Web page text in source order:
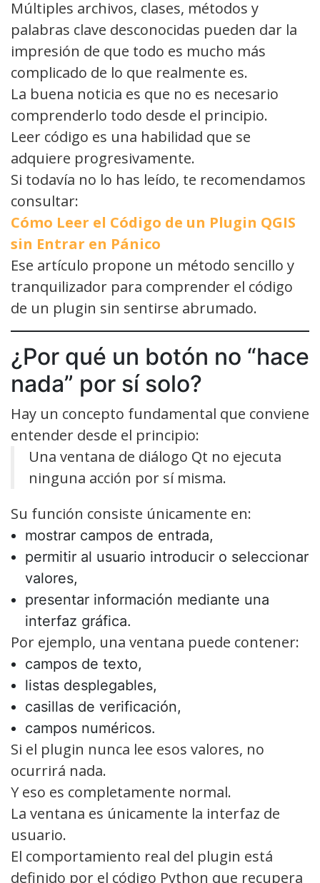
Múltiples archivos, clases, métodos y
palabras clave desconocidas pueden dar la
impresión de que todo es mucho más
complicado de lo que realmente es.
La buena noticia es que no es necesario
comprenderlo todo desde el principio.
Leer código es una habilidad que se
adquiere progresivamente.
Si todavía no lo has leído, te recomendamos
consultar:
Cómo Leer el Código de un Plugin QGIS
sin Entrar en Pánico
Ese artículo propone un método sencillo y
tranquilizador para comprender el código
de un plugin sin sentirse abrumado.
¿Por qué un botón no “hace
nada” por sí solo?
Hay un concepto fundamental que conviene
entender desde el principio:
Una ventana de diálogo Qt no ejecuta
ninguna acción por sí misma.
Su función consiste únicamente en:
mostrar campos de entrada,
permitir al usuario introducir o seleccionar
valores,
presentar información mediante una
interfaz gráfica.
Por ejemplo, una ventana puede contener:
campos de texto,
listas desplegables,
casillas de verificación,
campos numéricos.
Si el plugin nunca lee esos valores, no
ocurrirá nada.
Y eso es completamente normal.
La ventana es únicamente la interfaz de
usuario.
El comportamiento real del plugin está
definido por el código Python que recupera